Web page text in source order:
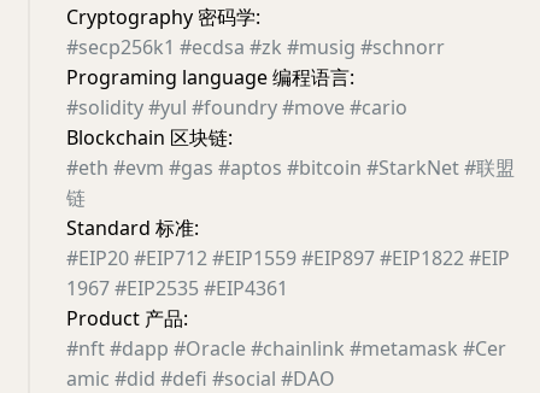
Cryptography 密码学:
#secp256k1 #ecdsa #zk #musig #schnorr
Programing language 编程语言:
#solidity#yul #foundry#move#cario
Blockchain 区块链:
#eth #evm #gas #aptos #bitcoin #StarkNet#联盟
链
Standard 标准:
#EIP20#EIP712#EIP1559#EIP897#EIP1822#EIP
1967#EIP2535#EIP4361
Product 产品:
#nft#dapp #Oracle#chainlink #metamask #Cer
amic #did #defi #social #DAO